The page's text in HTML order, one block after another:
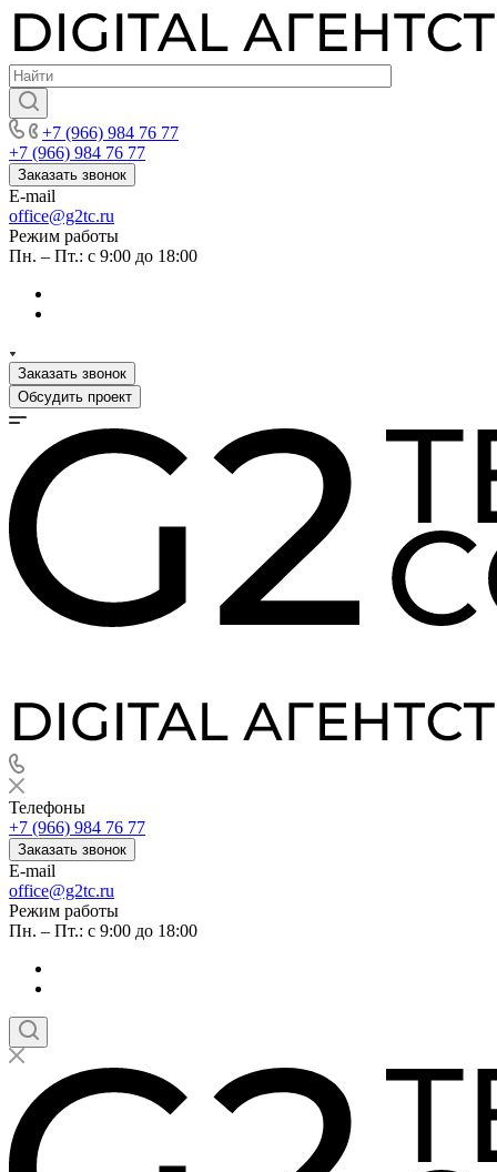
+7 (966) 984 76 77
+7 (966) 984 76 77
Заказать звонок
E-mail
office@g2tc.ru
Режим работы
Пн. – Пт.: с 9:00 до 18:00
Заказать звонок
Обсудить проект
Телефоны
+7 (966) 984 76 77
Заказать звонок
E-mail
office@g2tc.ru
Режим работы
Пн. – Пт.: с 9:00 до 18:00